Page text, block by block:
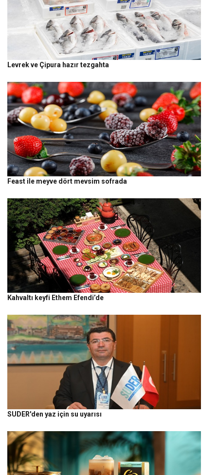
Levrek ve Çipura hazır tezgahta
Feast ile meyve dört mevsim sofrada
Kahvaltı keyfi Ethem Efendi’de
SUDER'den yaz için su uyarısı